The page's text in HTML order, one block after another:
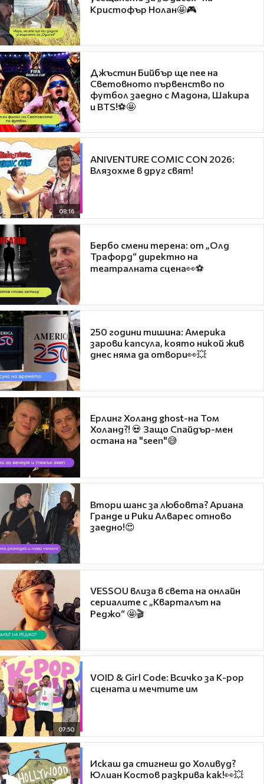
Кристофър Нолан🤩🎮
Джъстин Бийбър ще пее на
Световното първенство по
футбол заедно с Мадона, Шакира
и BTS!⚽🤩
08:16
ANIVENTURE COMIC CON 2026:
Влязохме в друг свят!
Бербо смени терена: от „Олд
Трафорд“ директно на
театралната сцена👀⚽
250 години тишина: Америка
зарови капсула, която никой жив
днес няма да отвори👀💥
Ерлинг Холанд ghost-на Том
Холанд?! 💀 Защо Спайдър-мен
остана на "seen"😅
Втори шанс за любовта? Ариана
Гранде и Рики Алварес отново
заедно!😍
VESSOU влиза в света на онлайн
сериалите с „Кварталът на
Реджо“ 🤩🎬
07:50
VOID & Girl Code: Всичко за K-pop
сцената и мечтите им
Искаш да стигнеш до Холивуд?
Юлиан Костов разкрива как!👀💥